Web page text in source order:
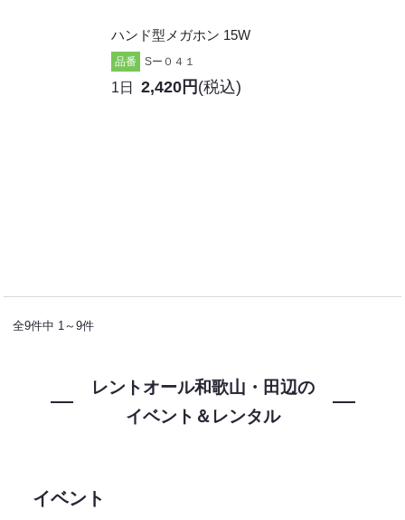
ハンド型メガホン 15W
品番 Sー０４１
1日 2,420円 (税込)
全9件中 1～9件
レントオール和歌山・田辺の
イベント＆レンタル
イベント